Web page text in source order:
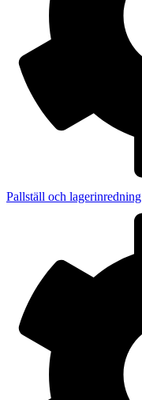
Pallställ och lagerinredning